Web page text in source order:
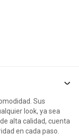
Sus
look, ya sea
alta calidad, cuenta
en cada paso.